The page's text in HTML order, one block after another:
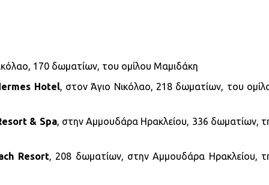
170 δωματίων, του ομίλου Μαμιδάκη
Hotel, στον Άγιο Νικόλαο, 218 δωματίων, του
& Spa, στην Αμμουδάρα Ηρακλείου, 336 δωματίων,
Resort, 208 δωματίων, στην Αμμουδάρα Ηρακλείου,